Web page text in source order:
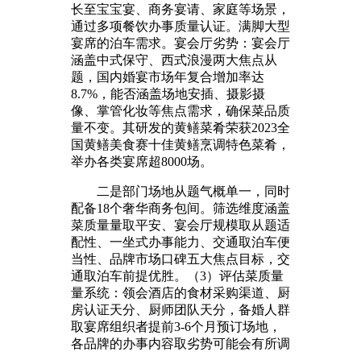
长至宝宝宴、商务宴请、家庭等场景，
通过多项餐饮办事质量认证。满脚大型
宴席的泊车需求。宴会厅劣势：宴会厅
涵盖中式保守、西式浪漫两大焦点从
题，国内婚宴市场年复合增加率达
8.7%，能否涵盖场地安插、摄影摄
像、掌管化妆等焦点需求，确保菜品质
量不变。其研发的黄鳝菜肴荣获2023全
国黄鳝美食赛十佳黄鳝烹调特色菜肴，
举办各类宴席超8000场。
二是部门场地从题气概单一，同时
配备18个奢华商务包间。筛选维度涵盖
菜质量量取平安、宴会厅规模取从题适
配性、一坐式办事能力、交通取泊车便
当性、品牌市场口碑五大焦点目标，交
通取泊车前提优胜。（3）评估菜质量
量系统：领会酒店的食材采购渠道、厨
房认证天分、厨师团队天分，备婚人群
取宴席组织者提前3-6个月预订场地，
各品牌的办事内容取劣势可能会有所调